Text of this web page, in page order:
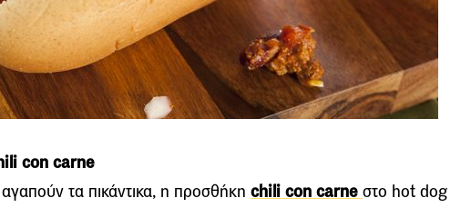
con carne
τα πικάντικα, η προσθήκη chili con carne στο hot dog